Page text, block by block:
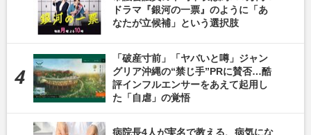
ドラマ『銀河の一票』のように「あ
なたが立候補」という選択肢
「破産寸前」「ヤバいと噂」ジャン
グリア沖縄の“禁じ手”PRに賛否…酷
評インフルエンサーをあえて起用し
た「自虐」の覚悟
病院長4人が実名で教える、病気にな